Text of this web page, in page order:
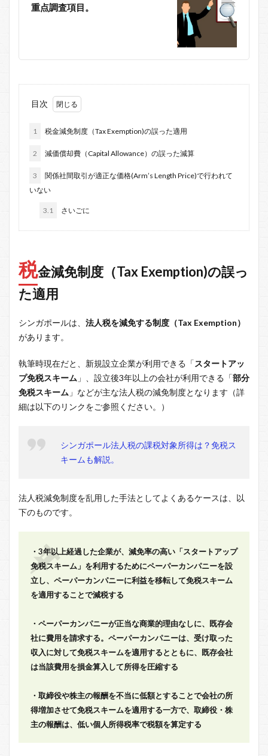
重点調査項目。
目次
1 税金減免制度（Tax Exemption)の誤った適用
2 減価償却費（Capital Allowance）の誤った減算
3
関係社間取引が適正な価格(Arm’s Length Price)で行われて
いない
3.1 さいごに
税金減免制度（Tax Exemption)の誤っ
た適用
シンガポールは、 法人税を減免する制度（Tax Exemption）
があります。
執筆時現在だと、新規設立企業が利用できる「スタートアッ
プ免税スキーム 」、設立後3年以上の会社が利用できる「部分
免税スキーム 」などが主な法人税の減免制度となります（詳
細は以下のリンクをご参照ください。）
シンガポール法人税の課税対象所得は？免税ス
キームも解説。
法人税減免制度を乱用した手法としてよくあるケースは、以
下のものです。
・3年以上経過した企業が、減免率の高い「スタートアップ
免税スキーム」を利用するためにペーパーカンパニーを設
立し、ペーパーカンパニーに利益を移転して免税スキーム
を適用することで減税する
・ペーパーカンパニーが正当な商業的理由なしに、既存会
社に費用を請求する。ペーパーカンパニーは、受け取った
収入に対して免税スキームを適用するとともに、既存会社
は当該費用を損金算入して所得を圧縮する
・取締役や株主の報酬を不当に低額とすることで会社の所
得増加させて免税スキームを適用する一方で、取締役・株
主の報酬は、低い個人所得税率で税額を算定する